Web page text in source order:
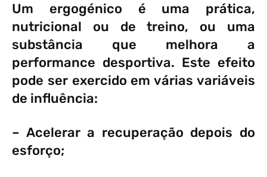
Um ergogénico é uma prática,
nutricional ou de treino, ou uma
substância que melhora a
performance desportiva. Este efeito
pode ser exercido em várias variáveis
de influência:
– Acelerar a recuperação depois do
esforço;